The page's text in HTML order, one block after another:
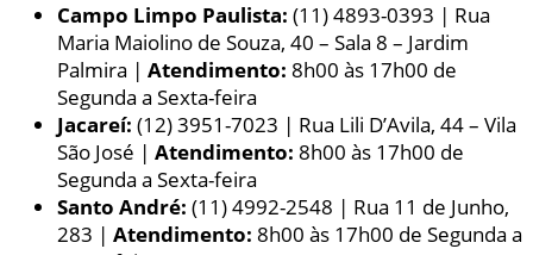
Campo Limpo Paulista: (11) 4893-0393 | Rua
Maria Maiolino de Souza, 40 – Sala 8 – Jardim
Palmira | Atendimento: 8h00 às 17h00 de
Segunda a Sexta-feira
Jacareí: (12) 3951-7023 | Rua Lili D’Avila, 44 – Vila
São José | Atendimento: 8h00 às 17h00 de
Segunda a Sexta-feira
Santo André: (11) 4992-2548 | Rua 11 de Junho,
283 | Atendimento: 8h00 às 17h00 de Segunda a